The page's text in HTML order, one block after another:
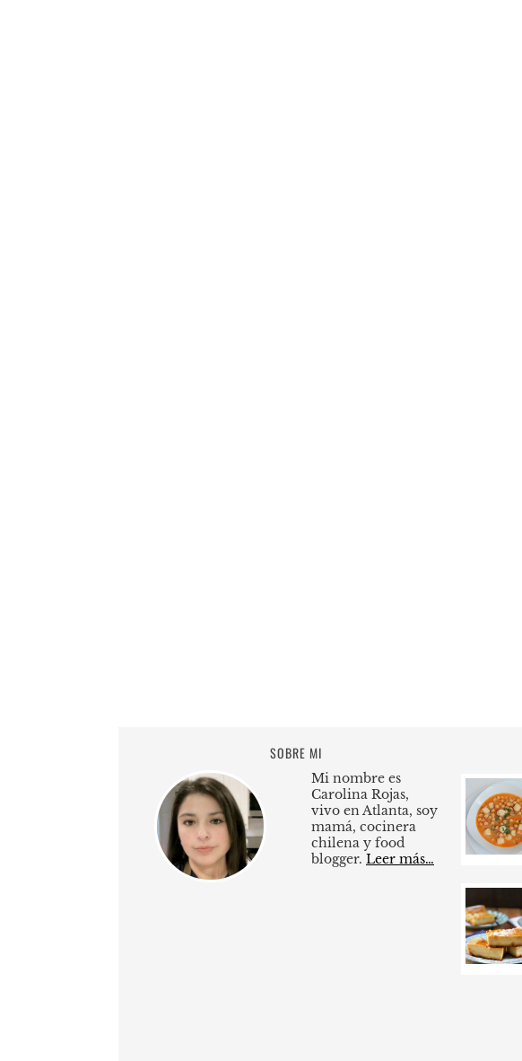
SOBRE MI
Mi nombre es
Carolina Rojas,
vivo en Atlanta, soy
mamá, cocinera
chilena y food
blogger. Leer más…